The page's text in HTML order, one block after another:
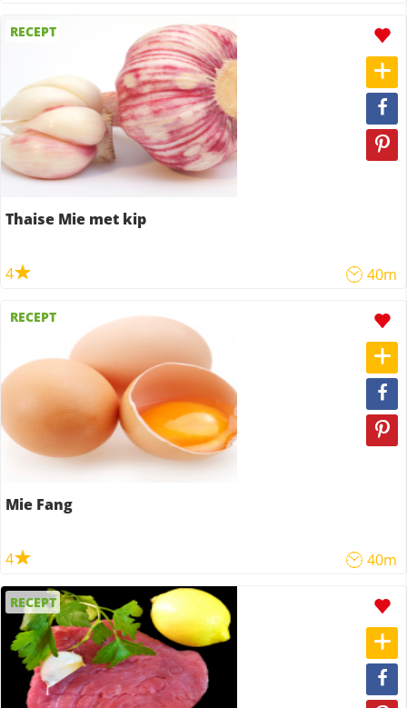
RECEPT
Thaise Mie met kip
4 40m
RECEPT
Mie Fang
4 40m
RECEPT